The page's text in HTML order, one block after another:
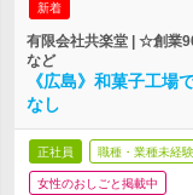
新着
有限会社共楽堂 | ☆創業
など
《広島》和菓子工
なし
正社員 職種・業種未経
女性のおしごと掲載中